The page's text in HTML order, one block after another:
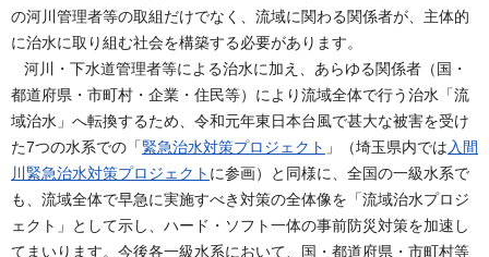
の河川管理者等の取組だけでなく、流域に関わる関係者が、主体的
に治水に取り組む社会を構築する必要があります。
河川・下水道管理者等による治水に加え、あらゆる関係者（国・
都道府県・市町村・企業・住民等）により流域全体で行う治水「流
域治水」へ転換するため、令和元年東日本台風で甚大な被害を受け
た7つの水系での「緊急治水対策プロジェクト 」（埼玉県内では 入間
川緊急治水対策プロジェクト に参画）と同様に、全国の一級水系で
も、流域全体で早急に実施すべき対策の全体像を「流域治水プロジ
ェクト」として示し、ハード・ソフト一体の事前防災対策を加速し
てまいります。今後各一級水系において、国・都道府県・市町村等